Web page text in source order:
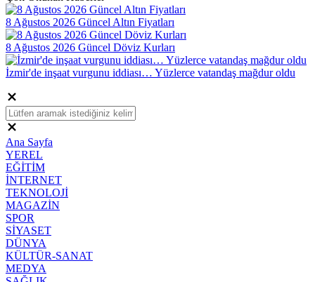
8 Ağustos 2026 Güncel Altın Fiyatları
8 Ağustos 2026 Güncel Döviz Kurları
İzmir'de inşaat vurgunu iddiası… Yüzlerce vatandaş mağdur oldu
Ana Sayfa
YEREL
EĞİTİM
İNTERNET
TEKNOLOJİ
MAGAZİN
SPOR
SİYASET
DÜNYA
KÜLTÜR-SANAT
MEDYA